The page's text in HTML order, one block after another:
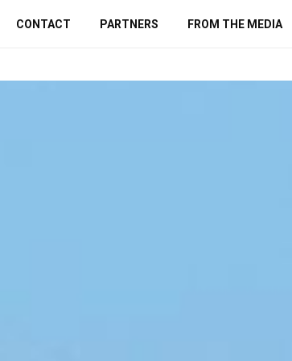
CONTACT PARTNERS FROM THE MEDIA